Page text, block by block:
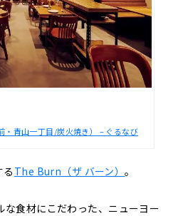
青山一丁目/炭火焼き） – ぐるなび
The Burn（ザ バーン）。
な食材にこだわった、ニューヨー